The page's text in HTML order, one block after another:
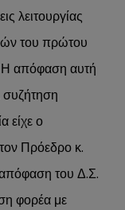
λειτουργίας
του πρώτου
Η απόφαση αυτή
είχε ο
Πρόεδρο κ.
του Δ.Σ.
φορέα με